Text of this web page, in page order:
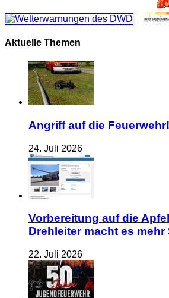
Aktuelle Themen
Angriff auf die Feuerwehr!
24. Juli 2026
Vorbereitung auf die
Drehleiter macht es mehr
22. Juli 2026